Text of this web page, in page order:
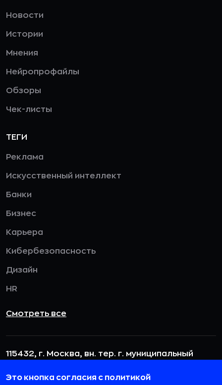
Новости
Истории
Мнения
Нейропрофайлы
Обзоры
Чек-листы
ТЕГИ
Реклама
Искусственный интеллект
Банки
Бизнес
Карьера
Кибербезопасность
Дизайн
HR
Смотреть все
115432, г. Москва, вн. тер. г. муниципальный
Это кнопка согласия с политикой